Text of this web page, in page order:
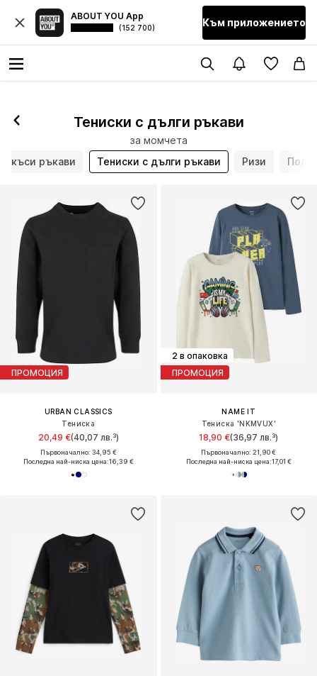
ABOUT YOU App
(152 700) Към приложението
Тениски с дълги ръкави
за момчета
къси ръкави
Тениски с дълги ръкави Ризи Поло
ПРОМОЦИЯ
URBAN CLASSICS
Тениска
20,49 €(40,07 лв.³)
Първоначално: 34,95 €
Последна най-ниска цена:16,39 €
2 в опаковка
ПРОМОЦИЯ
NAME IT
Тениска 'NKMVUX'
18,90 €(36,97 лв.³)
Първоначално: 21,90 €
Последна най-ниска цена:17,01 €